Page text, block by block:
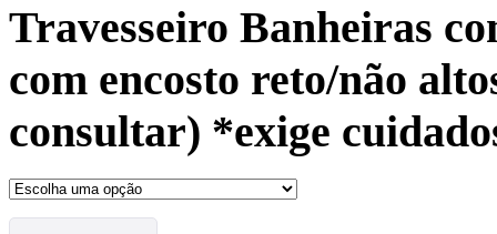
Travesseiro Banheiras
com encosto reto/não
consultar) *exige